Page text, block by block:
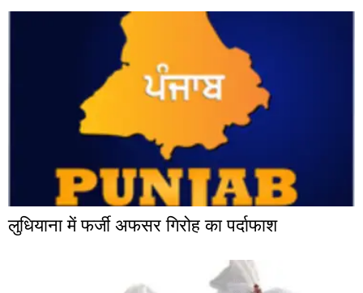
लुधियाना में फर्जी अफसर गिरोह का पर्दाफाश